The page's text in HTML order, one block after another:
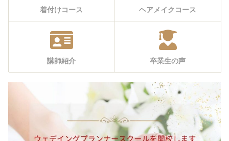
着付けコース ヘアメイクコース
講師紹介 卒業生の声